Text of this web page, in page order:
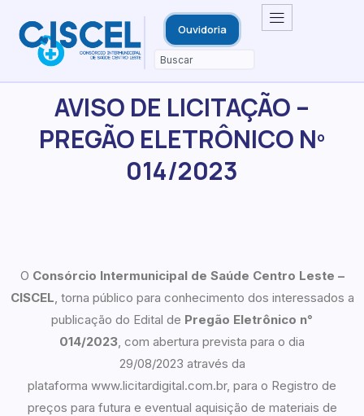
Ouvidoria
AVISO DE LICITAÇÃO –
PREGÃO ELETRÔNICO Nº
014/2023
O Consórcio Intermunicipal de Saúde Centro Leste –
CISCEL, torna público para conhecimento dos interessados a
publicação do Edital de Pregão Eletrônico n°
014/2023, com abertura prevista para o dia
29/08/2023 através da
plataforma www.licitardigital.com.br, para o Registro de
preços para futura e eventual aquisição de materiais de